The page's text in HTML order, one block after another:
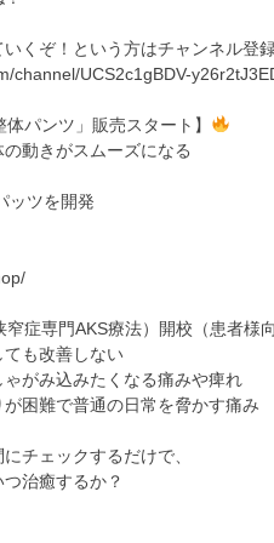
くぞ！という方はチャンネル登
channel/UCS2c1gBDV-
体パンツ」販売スタート】
動きがスムーズになる
ッツを開発
症専門AKS療法）開校（患者様向
も改善しない
がみ込みたくなる痛みや痺れ
困難で普通の日常を脅かす痛み
チェックするだけで、
治癒するか？